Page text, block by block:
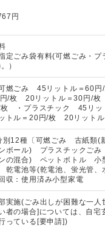
円
定ごみ袋有料(可燃ごみ・プ
）
可燃ごみ 45リットル＝60
/枚 20リットル＝30円/枚
枚 ・プラスチック 45リ
トル＝20円/枚 20リット
別12種〔可燃ごみ 古紙類(
ボール) プラスチックごみ
の混合) ペットボトル 小
電池等(乾電池、蛍光管
収：使用済み小型家電
実施(ごみ出しが困難な一人
者の場合]については、自宅
っている[要申請])